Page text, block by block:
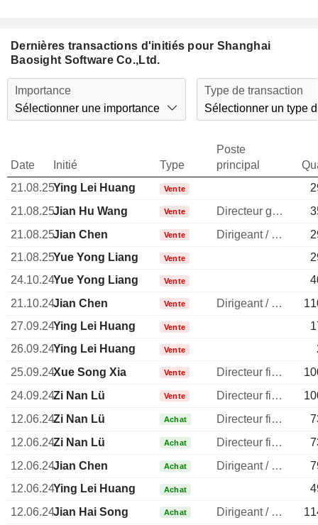
Dernières transactions d'initiés pour Shanghai
Baosight Software Co.,Ltd.
Importance
Sélectionner une importance
Type de transaction
Sélectionner un type
Date Initié Type
Poste
principal
21.08.25Ying Lei Huang Vente
21.08.25Jian Hu Wang Vente Directeur general
21.08.25Jian Chen Vente Dirigeant / cadre principal
21.08.25Yue Yong Liang Vente
24.10.24Yue Yong Liang Vente
21.10.24Jian Chen Vente Dirigeant / cadre principal
27.09.24Ying Lei Huang Vente
26.09.24Ying Lei Huang Vente
25.09.24Xue Song Xia Vente Directeur financier
24.09.24Zi Nan Lü Vente Directeur financier
12.06.24Zi Nan Lü Achat Directeur financier
12.06.24Zi Nan Lü Achat Directeur financier
12.06.24Jian Chen Achat Dirigeant / cadre principal
12.06.24Ying Lei Huang Achat
12.06.24Jian Hai Song Achat Dirigeant / cadre principal